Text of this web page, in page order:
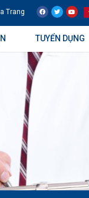
Trang
TUYỂN DỤNG